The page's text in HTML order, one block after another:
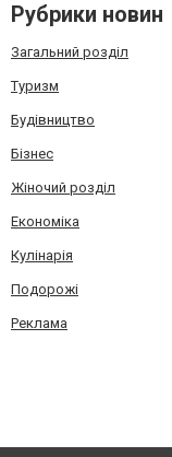
Рубрики новин
Загальний розділ
Туризм
Будівництво
Бізнес
Жіночий розділ
Економіка
Кулінарія
Подорожі
Реклама